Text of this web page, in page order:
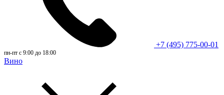
+7 (495) 775-00-01
пн-пт с 9:00 до 18:00
Вино